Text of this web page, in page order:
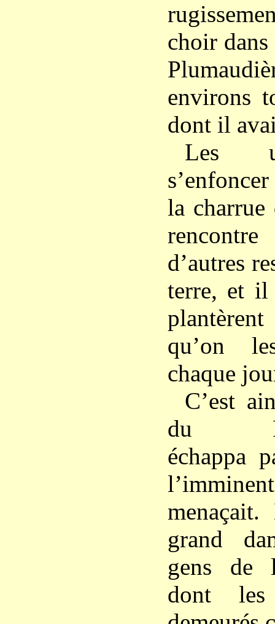
choir dans
environs
dont il
Les
la charrue
d’autres
terre, et
qu’on
chaque
C’est
du
échappa
grand
gens de
dont les